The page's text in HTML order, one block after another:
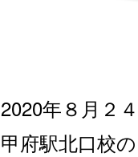
2020年８月２４
甲府駅北口校